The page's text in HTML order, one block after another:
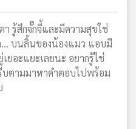
า รู้สึกจั๊กจี้และมีความสุขใช่
บนลิ้นของน้องแมว แอบมี
ยอะแยะเลยนะ อยากรู้ใช่
บตามมาหาคำตอบไปพร้อม